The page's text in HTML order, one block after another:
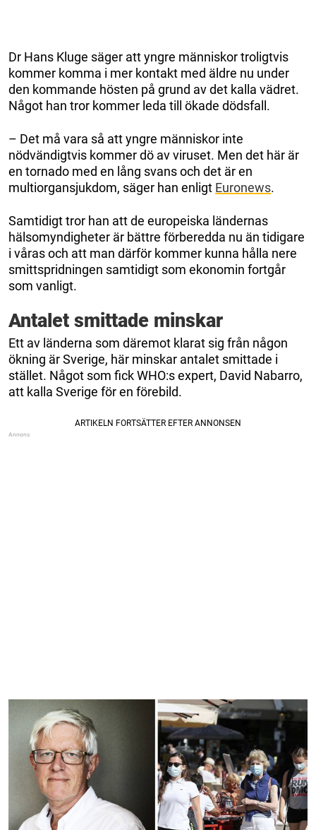
Dr Hans Kluge säger att yngre människor troligtvis
kommer komma i mer kontakt med äldre nu under
den kommande hösten på grund av det kalla vädret.
Något han tror kommer leda till ökade dödsfall.
– Det må vara så att yngre människor inte
nödvändigtvis kommer dö av viruset. Men det här är
en tornado med en lång svans och det är en
multiorgansjukdom, säger han enligt Euronews.
Samtidigt tror han att de europeiska ländernas
hälsomyndigheter är bättre förberedda nu än tidigare
i våras och att man därför kommer kunna hålla nere
smittspridningen samtidigt som ekonomin fortgår
som vanligt.
Antalet smittade minskar
Ett av länderna som däremot klarat sig från någon
ökning är Sverige, här minskar antalet smittade i
stället. Något som fick WHO:s expert, David Nabarro,
att kalla Sverige för en förebild.